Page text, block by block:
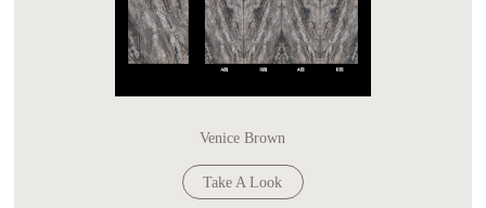
Venice Brown
Take A Look